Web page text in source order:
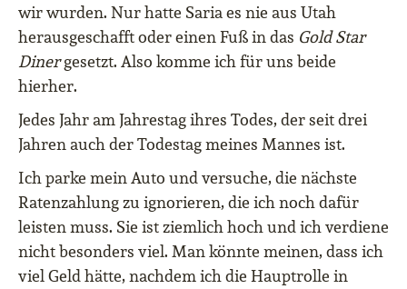
wir wurden. Nur hatte Saria es nie aus Utah
herausgeschafft oder einen Fuß in das Gold Star
Dinergesetzt. Also komme ich für uns beide
hierher.
Jedes Jahr am Jahrestag ihres Todes, der seit drei
Jahren auch der Todestag meines Mannes ist.
Ich parke mein Auto und versuche, die nächste
Ratenzahlung zu ignorieren, die ich noch dafür
leisten muss. Sie ist ziemlich hoch und ich verdiene
nicht besonders viel. Man könnte meinen, dass ich
viel Geld hätte, nachdem ich die Hauptrolle in